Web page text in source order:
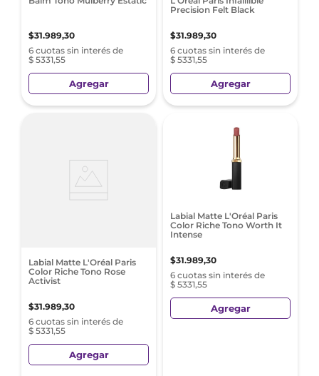
$31.989,30
6 cuotas sin interés de
$ 5331,55
Agregar
Precision Felt Black
$31.989,30
6 cuotas sin interés de
$ 5331,55
Agregar
Labial Matte L'Oréal Paris
Color Riche Tono Rose
Activist
$31.989,30
6 cuotas sin interés de
$ 5331,55
Agregar
Labial Matte L'Oréal Paris
Color Riche Tono Worth It
Intense
$31.989,30
6 cuotas sin interés de
$ 5331,55
Agregar